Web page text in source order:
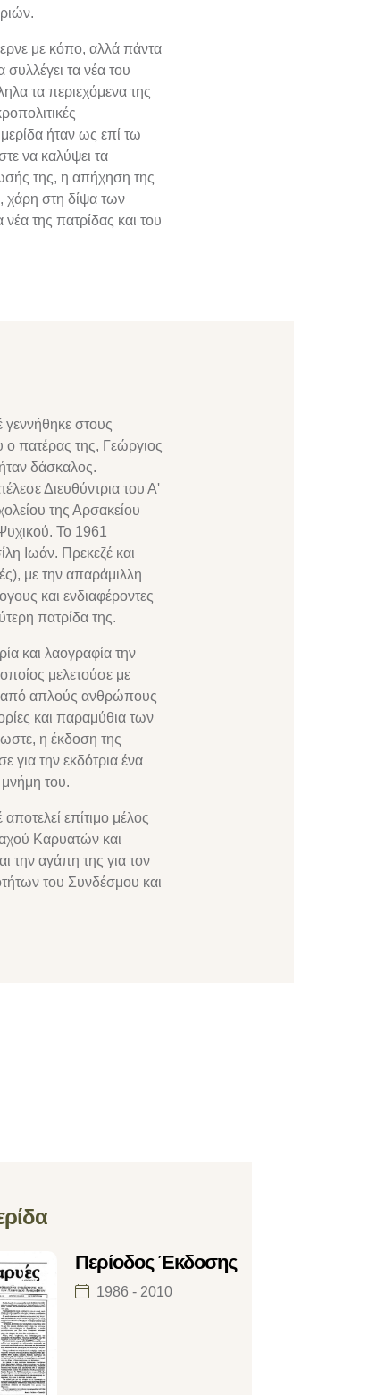
με κόπο, αλλά πάντα
συλλέγει τα νέα του
τα περιεχόμενα της
ήταν ως επί τω
να καλύψει τα
της, η απήχηση της
χάρη στη δίψα των
της πατρίδας και του
γεννήθηκε στους
πατέρας της, Γεώργιος
δάσκαλος.
Διευθύντρια του Α'
της Αρσακείου
Το 1961
Ιωάν. Πρεκεζέ και
με την απαράμιλλη
και ενδιαφέροντες
πατρίδα της.
και λαογραφία την
μελετούσε με
από απλούς ανθρώπους
και παραμύθια των
η έκδοση της
για την εκδότρια ένα
μνήμη του.
επίτιμο μέλος
Καρυατών και
την αγάπη της για τον
του Συνδέσμου και
Περίοδος Έκδοσης
1986 - 2010